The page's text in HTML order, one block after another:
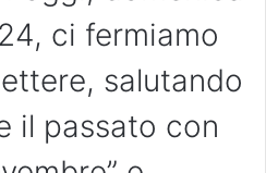
ci fermiamo
salutando
il passato con